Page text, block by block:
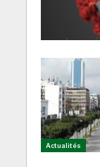
Actualités